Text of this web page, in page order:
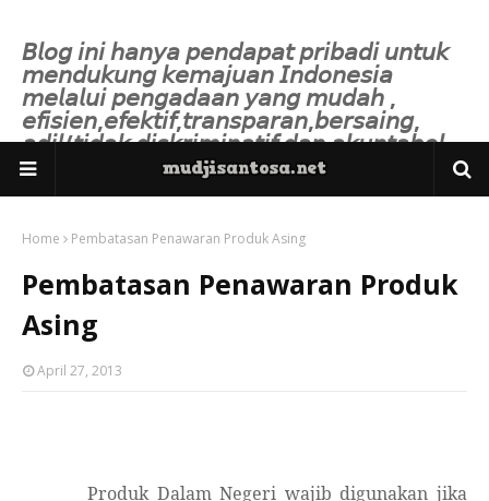
𝘉𝘭𝘰𝘨 𝘪𝘯𝘪 𝘩𝘢𝘯𝘺𝘢 𝘱𝘦𝘯𝘥𝘢𝘱𝘢𝘵 𝘱𝘳𝘪𝘣𝘢𝘥𝘪 𝘶𝘯𝘵𝘶𝘬
𝘮𝘦𝘯𝘥𝘶𝘬𝘶𝘯𝘨 𝘬𝘦𝘮𝘢𝘫𝘶𝘢𝘯 𝘐𝘯𝘥𝘰𝘯𝘦𝘴𝘪𝘢
𝘮𝘦𝘭𝘢𝘭𝘶𝘪 𝘱𝘦𝘯𝘨𝘢𝘥𝘢𝘢𝘯 𝘺𝘢𝘯𝘨 𝘮𝘶𝘥𝘢𝘩 ,
𝘦𝘧𝘪𝘴𝘪𝘦𝘯,𝘦𝘧𝘦𝘬𝘵𝘪𝘧,𝘵𝘳𝘢𝘯𝘴𝘱𝘢𝘳𝘢𝘯,𝘣𝘦𝘳𝘴𝘢𝘪𝘯𝘨,
𝘢𝘥𝘪𝘭/𝘵𝘪𝘥𝘢𝘬 𝘥𝘪𝘴𝘬𝘳𝘪𝘮𝘪𝘯𝘢𝘵𝘪𝘧 𝘥𝘢𝘯 𝘢𝘬𝘶𝘯𝘵𝘢𝘣𝘦𝘭.
Home Pembatasan Penawaran Produk Asing
Pembatasan Penawaran Produk
Asing
April 27, 2013
Produk Dalam Negeri wajib digunakan jika